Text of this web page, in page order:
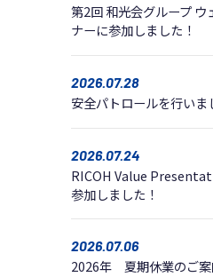
第2回 和光会グループ ウ
ナーに参加しました！
安全パトロールを行いま
2026.07.28
RICOH Value
参加しました！
2026.07.24
2026年 夏期休業のご案
2026.07.06